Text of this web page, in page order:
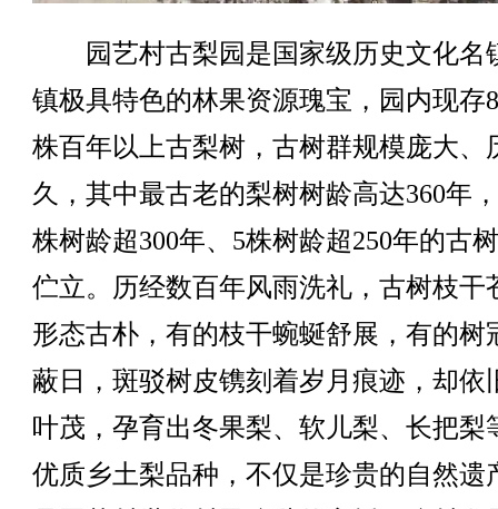
园艺村古梨园是国家级历史文化名
镇极具特色的林果资源瑰宝，园内现存
株百年以上古梨树，古树群规模庞大、
久，其中最古老的梨树树龄高达360年
株树龄超300年、5株树龄超250年的古
伫立。历经数百年风雨洗礼，古树枝干
形态古朴，有的枝干蜿蜒舒展，有的树
蔽日，斑驳树皮镌刻着岁月痕迹，却依
叶茂，孕育出冬果梨、软儿梨、长把梨
优质乡土梨品种，不仅是珍贵的自然遗